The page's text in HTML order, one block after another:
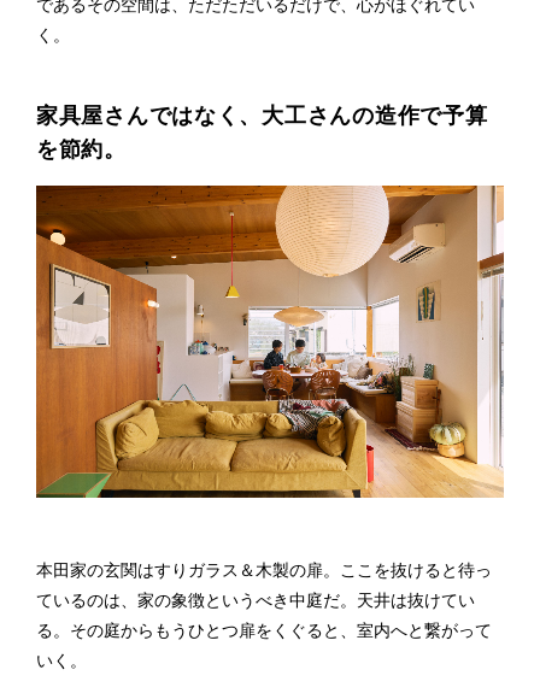
であるその空間は、ただただいるだけで、心がほぐれてい
く。
家具屋さんではなく、大工さんの造作で予算
を節約。
本田家の玄関はすりガラス＆木製の扉。ここを抜けると待っ
ているのは、家の象徴というべき中庭だ。天井は抜けてい
る。その庭からもうひとつ扉をくぐると、室内へと繋がって
いく。